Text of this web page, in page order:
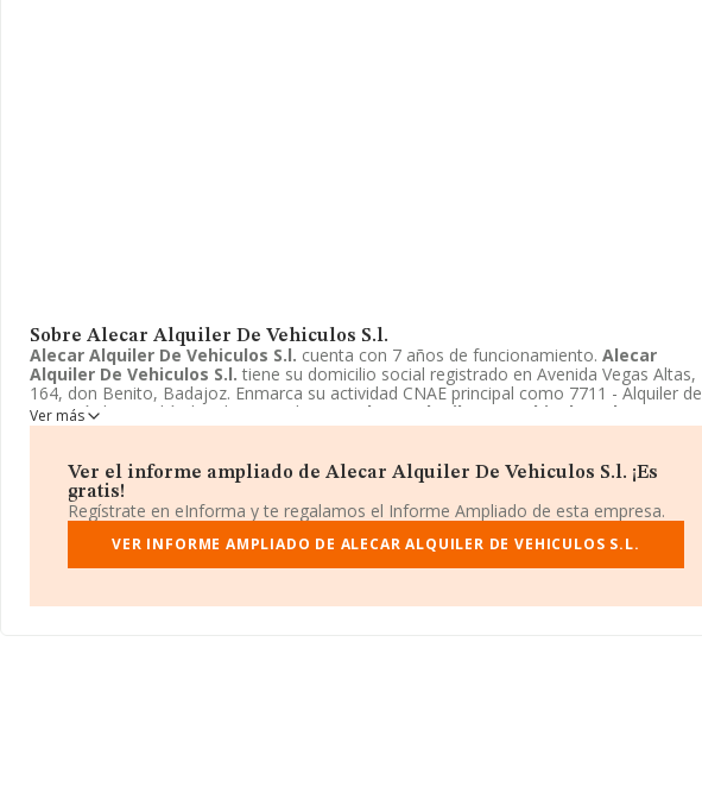
Sobre Alecar Alquiler De Vehiculos S.l.
Alecar Alquiler De Vehiculos S.l. cuenta con 7 años de funcionamiento. Alecar
Alquiler De Vehiculos S.l. tiene su domicilio social registrado en Avenida Vegas Altas,
164, don Benito, Badajoz. Enmarca su actividad CNAE principal como 7711 - Alquiler de
automóviles y vehículos de motor ligeros.
Alecar Alquiler De Vehiculos S.l.
aparece
inscrita como Sociedad limitada.
Ver más
Ver el informe ampliado de Alecar Alquiler De Vehiculos S.l. ¡Es
gratis!
Regístrate en eInforma y te regalamos el Informe Ampliado de esta empresa.
VER INFORME AMPLIADO DE ALECAR ALQUILER DE VEHICULOS S.L.